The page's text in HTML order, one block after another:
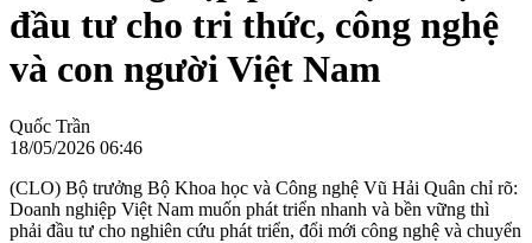
đầu tư cho tri thức, công nghệ
và con người Việt Nam
Quốc Trần
18/05/2026 06:46
(CLO) Bộ trưởng Bộ Khoa học và Công nghệ Vũ Hải Quân chỉ rõ:
Doanh nghiệp Việt Nam muốn phát triển nhanh và bền vững thì
phải đầu tư cho nghiên cứu phát triển, đổi mới công nghệ và chuyển